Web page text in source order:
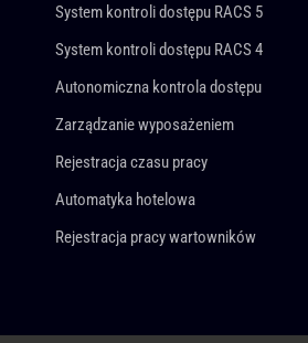
System kontroli dostępu RACS 5
System kontroli dostępu RACS 4
Autonomiczna kontrola dostępu
Zarządzanie wyposażeniem
Rejestracja czasu pracy
Automatyka hotelowa
Rejestracja pracy wartowników